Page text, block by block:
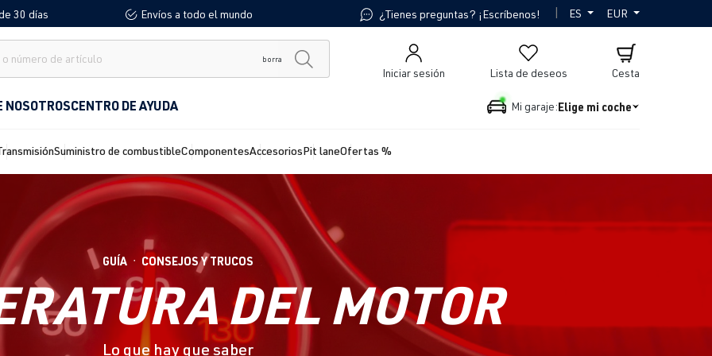
30 días Envíos a todo el mundo ¿Tienes preguntas? ¡Escríbenos! | ES EUR
borra
Lista de deseos
Iniciar sesión Cesta
NOSOTROSCENTRO DE AYUDA Mi garaje:Elige mi coche
Suministro de combustibleComponentesAccesoriosPit laneOfertas %
GUÍA ● CONSEJOS Y TRUCOS
DEL MOTOR
Lo que hay que saber